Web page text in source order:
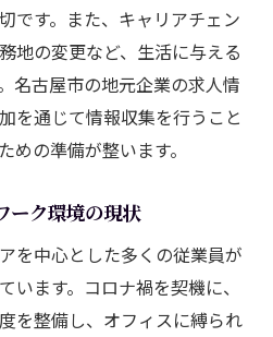
です。また、キャリアチェン
地の変更など、生活に与える
名古屋市の地元企業の求人情
を通じて情報収集を行うこと
めの準備が整います。
ーク環境の現状
を中心とした多くの従業員が
います。コロナ禍を契機に、
を整備し、オフィスに縛られ